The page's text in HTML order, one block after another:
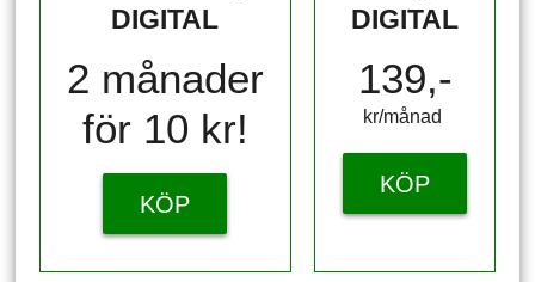
DIGITAL
2 månader
för 10 kr!
KÖP
DIGITAL
139,-
kr/månad ​​​​​​
KÖP